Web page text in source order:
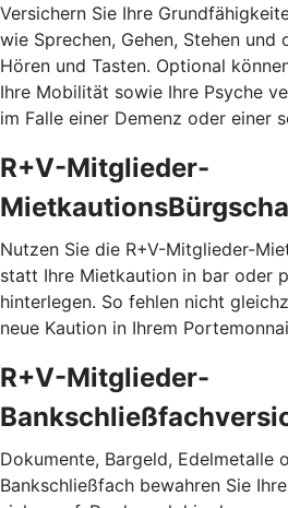
Versichern Sie Ihre
wie Sprechen, Gehen, Stehen und
Hören und Tasten. Optional
Ihre Mobilität sowie Ihre Psyche
im Falle einer Demenz oder einer
R+V-Mitglieder-
Nutzen Sie die R+V-Mitglieder-
statt Ihre Mietkaution in bar oder
hinterlegen. So fehlen nicht
neue Kaution in Ihrem
R+V-Mitglieder-
Dokumente, Bargeld, Edelmetalle
Bankschließfach bewahren Sie